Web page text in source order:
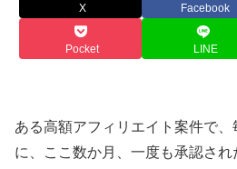
X Facebook
Pocket LINE
ある高額アフィリエイト案件で
に、ここ数か月、一度も承認され